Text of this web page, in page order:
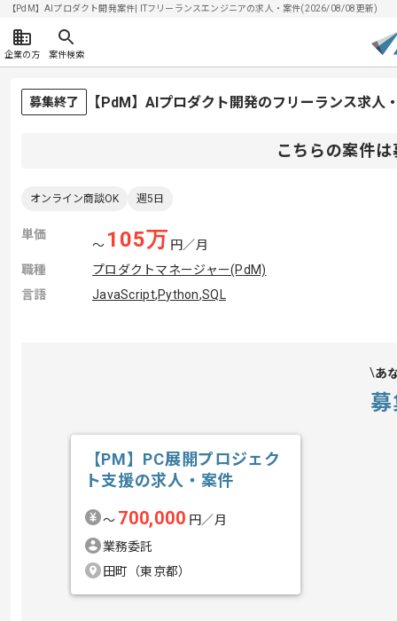
【PdM】AIプロダクト開発案件| ITフリーランスエンジニアの求人・案件(2026/08/08更新)
企業の方 案件検索
募集終了 【PdM】AIプロダクト開発のフリーランス求人
こちらの案件
オンライン商談OK 週5日
単価
〜 105万 円／月
職種
プロダクトマネージャー(PdM)
言語
JavaScript,Python,SQL
あ
【PM】PC展開プロジェク
ト支援の求人・案件
〜 700,000 円／月
業務委託
田町（東京都）